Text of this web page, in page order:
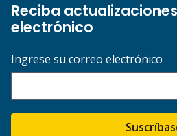
Reciba
electrónico
Ingrese su correo electrónico